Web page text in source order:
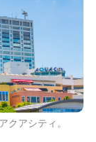
クアシティ。